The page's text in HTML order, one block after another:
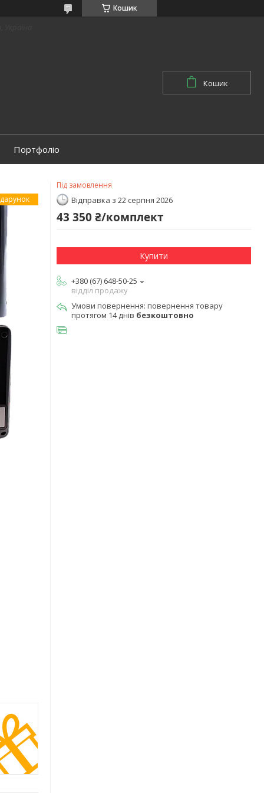
Кошик
Кошик
Портфоліо
Під замовлення
Відправка з 22 серпня 2026
43 350 ₴/комплект
Купити
+380 (67) 648-50-25
відділ продажу
повернення товару
протягом 14 днів безкоштовно